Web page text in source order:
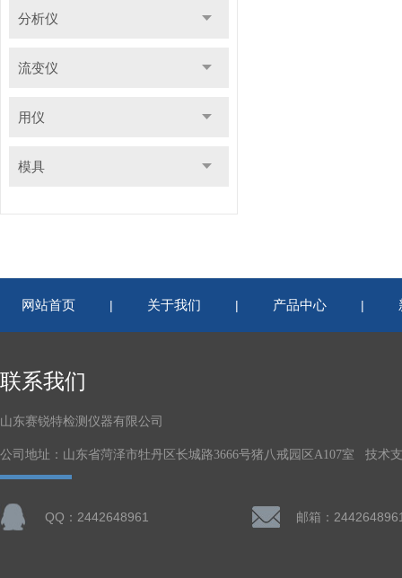
分析仪
流变仪
用仪
模具
网站首页 | 关于我们 | 产品中心 |
联系我们
山东赛锐特检测仪器有限公司
公司地址：山东省菏泽市牡丹区长城路3666号猪八戒园区A107室 技术
QQ：2442648961 邮箱：